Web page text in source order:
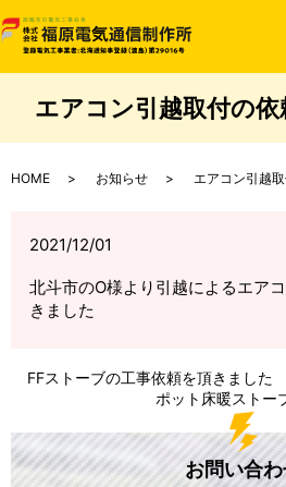
エアコン引越取付の
HOME お知らせ エアコン引越
2021/12/01
北斗市のO様より引越によるエア
きました
FFストーブの工事依頼を頂きました
ポット床暖ストー
お問い合